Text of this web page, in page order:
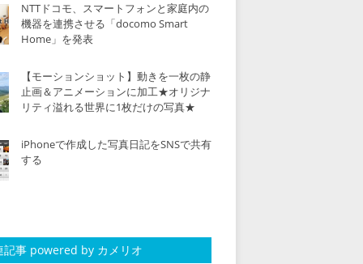
NTTドコモ、スマートフォンと家庭内の
機器を連携させる「docomo Smart
Home」を発表
【モーションショット】動きを一枚の静
止画＆アニメーションに加工★オリジナ
リティ溢れる世界に1枚だけの写真★
iPhoneで作成した写真日記をSNSで共有
する
記事 powered by カメリオ